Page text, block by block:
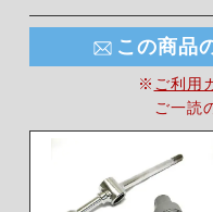
この商品
※ ご利用
ご一読